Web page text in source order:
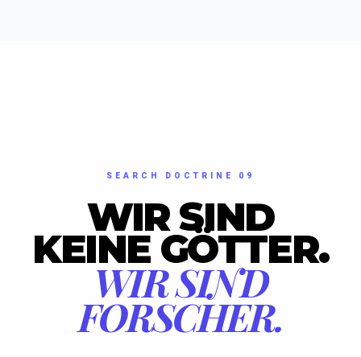
SEARCH DOCTRINE 09
WIR SIND
KEINE GÖTTER.
WIR SIND
FORSCHER.